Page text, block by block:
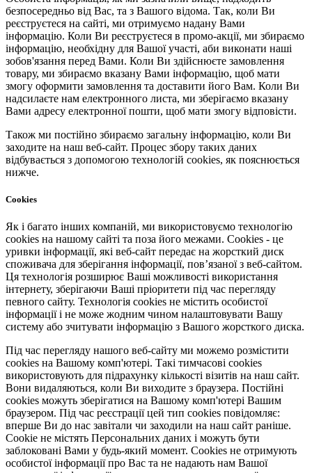
безпосередньо від Вас, та з Вашого відома. Так, коли Ви
реєструєтеся на сайті, ми отримуємо надану Вами
інформацію. Коли Ви реєструєтеся в промо-акції, ми збираємо
інформацію, необхідну для Вашої участі, аби виконати наші
зобов'язання перед Вами. Коли Ви здійснюєте замовлення
товару, ми збираємо вказану Вами інформацію, щоб мати
змогу оформити замовлення та доставити його Вам. Коли Ви
надсилаєте нам електронного листа, ми зберігаємо вказану
Вами адресу електронної пошти, щоб мати змогу відповісти.
Також ми постійно збираємо загальну інформацію, коли Ви
заходите на наш веб-сайт. Процес збору таких даних
відбувається з допомогою технологій cookies, як пояснюється
нижче.
Cookies
Як і багато інших компаній, ми використовуємо технологію
cookies на нашому сайті та поза його межами. Cookies - це
уривки інформації, які веб-сайт передає на жорсткий диск
споживача для зберігання інформації, пов’язаної з веб-сайтом.
Ця технологія розширює Ваші можливості використання
інтернету, зберігаючи Ваші пріоритети під час перегляду
певного сайту. Технологія cookies не містить особистої
інформації і не може жодним чином налаштовувати Вашу
систему або зчитувати інформацію з Вашого жорсткого диска.
Під час перегляду нашого веб-сайту ми можемо розмістити
cookies на Вашому комп'ютері. Такі тимчасові cookies
використовують для підрахунку кількості візитів на наш сайт.
Вони видаляються, коли Ви виходите з браузера. Постійні
cookies можуть зберігатися на Вашому комп'ютері Вашим
браузером. Під час реєстрації цей тип cookies повідомляє:
вперше Ви до нас завітали чи заходили на наш сайт раніше.
Cookie не містять Персональних даних і можуть бути
заблоковані Вами у будь-який момент. Сookies не отримують
особистої інформації про Вас та не надають нам Вашої